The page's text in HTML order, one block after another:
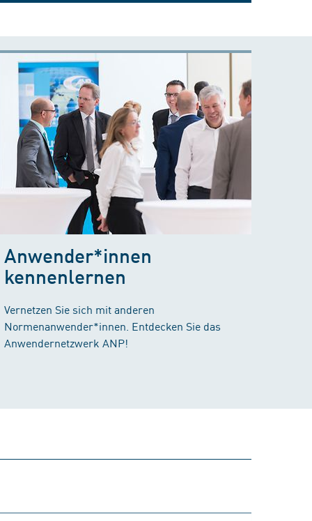
Anwender*innen
kennenlernen
Vernetzen Sie sich mit anderen
Normenanwender*innen. Entdecken Sie das
Anwendernetzwerk ANP!